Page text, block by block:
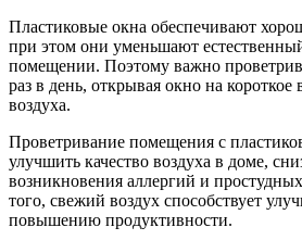
Пластиковые окна обеспечивают
при этом они уменьшают
помещении. Поэтому важно
раз в день, открывая окно на короткое
воздуха.
Проветривание помещения с
улучшить качество воздуха в доме,
возникновения аллергий и
того, свежий воздух способствует
повышению продуктивности.